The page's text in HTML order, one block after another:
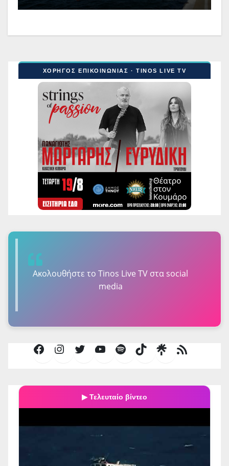
ΧΟΡΗΓΟΣ ΕΠΙΚΟΙΝΩΝΙΑΣ · TINOS LIVE TV
Ακολουθήστε τo Tinos Live TV στα social
media
FacebookInstagramTwitterYouTubeSpotifyTikTok
Τροφοδοσία
▶ Τελευταίο βίντεο